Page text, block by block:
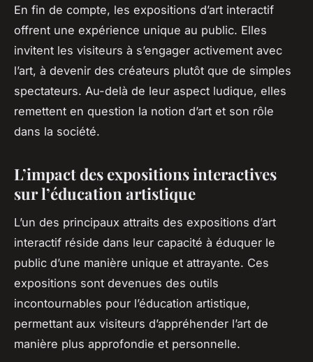
En fin de compte, les expositions d’art interactif
offrent une expérience unique au public. Elles
invitent les visiteurs à s’engager activement avec
l’art, à devenir des créateurs plutôt que de simples
spectateurs. Au-delà de leur aspect ludique, elles
remettent en question la notion d’art et son rôle
dans la société.
L’impact des expositions interactives
sur l’éducation artistique
L’un des principaux attraits des expositions d’art
interactif réside dans leur capacité à éduquer le
public d’une manière unique et attrayante. Ces
expositions sont devenues des outils
incontournables pour l’éducation artistique,
permettant aux visiteurs d’appréhender l’art de
manière plus approfondie et personnelle.